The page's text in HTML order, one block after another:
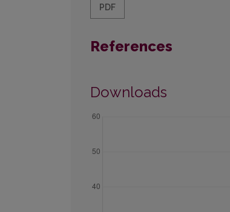
PDF
References
Downloads